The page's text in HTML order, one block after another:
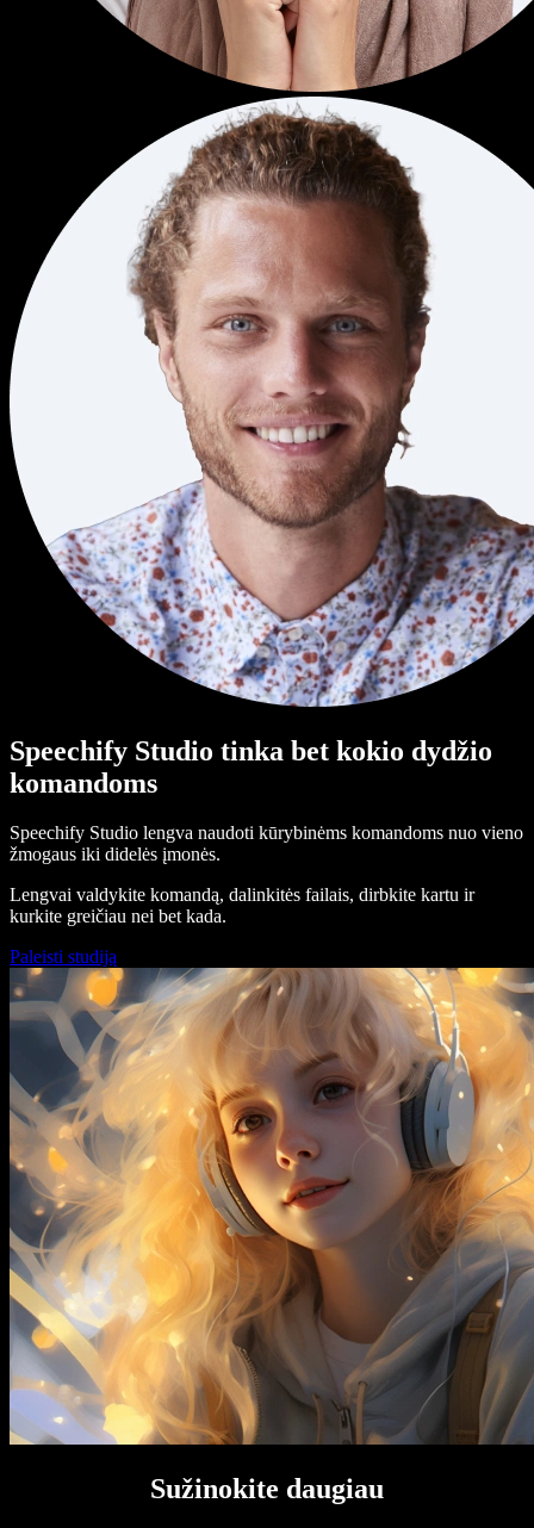
Speechify Studio tinka bet kokio dydžio
komandoms
Speechify Studio lengva naudoti kūrybinėms komandoms nuo vieno
žmogaus iki didelės įmonės.
Lengvai valdykite komandą, dalinkitės failais, dirbkite kartu ir
kurkite greičiau nei bet kada.
Paleisti studiją
Sužinokite daugiau